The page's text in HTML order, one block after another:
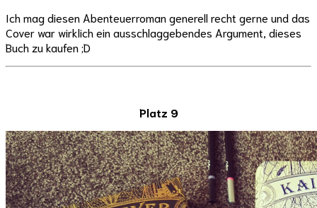
Ich mag diesen Abenteuerroman generell recht gerne und das
Cover war wirklich ein ausschlaggebendes Argument, dieses
Buch zu kaufen ;D
Platz 9